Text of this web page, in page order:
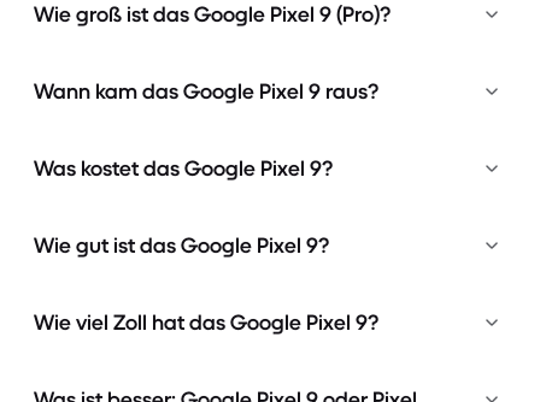
Wie groß ist das Google Pixel 9 (Pro)?
Wann kam das Google Pixel 9 raus?
Was kostet das Google Pixel 9?
Wie gut ist das Google Pixel 9?
Wie viel Zoll hat das Google Pixel 9?